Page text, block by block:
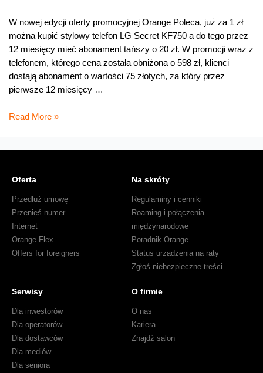
Orange
Poleca
W nowej edycji oferty promocyjnej Orange Poleca, już za 1 zł
można kupić stylowy telefon LG Secret KF750 a do tego przez
12 miesięcy mieć abonament tańszy o 20 zł. W promocji wraz z
telefonem, którego cena została obniżona o 598 zł, klienci
dostają abonament o wartości 75 złotych, za który przez
pierwsze 12 miesięcy …
Orange
Read More »
Oferta
Przedłuż umowę
Przenieś numer
Internet
Orange Flex
Offers for foreigners
Na skróty
Regulaminy i cenniki
Roaming i połączenia
międzynarodowe
Poradnik Orange
Status urządzenia na raty
Zgłoś niebezpieczne treści
Serwisy
Dla inwestorów
Dla operatorów
Dla dostawców
Dla mediów
Dla seniora
O firmie
O nas
Kariera
Znajdź salon